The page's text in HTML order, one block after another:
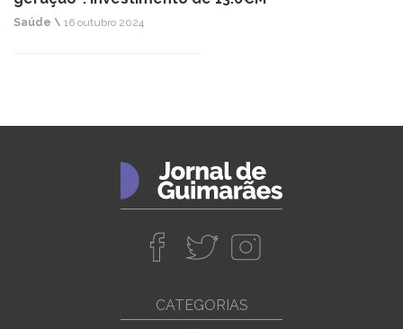
Saúde \ 16 outubro 2024
CATEGORIAS